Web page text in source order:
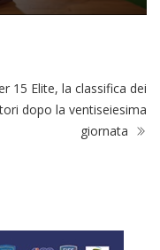
dopo la ventiseiesima
giornata